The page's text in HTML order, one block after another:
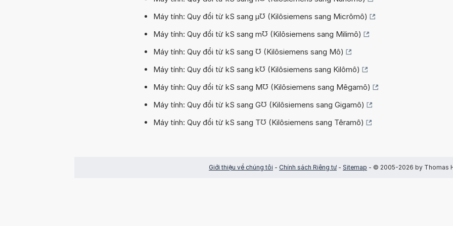
Máy tính: Quy đổi từ kS sang µ℧ (Kilôsiemens sang Micrômô)
Máy tính: Quy đổi từ kS sang m℧ (Kilôsiemens sang Milimô)
Máy tính: Quy đổi từ kS sang ℧ (Kilôsiemens sang Mô)
Máy tính: Quy đổi từ kS sang k℧ (Kilôsiemens sang Kilômô)
Máy tính: Quy đổi từ kS sang M℧ (Kilôsiemens sang Mêgamô)
Máy tính: Quy đổi từ kS sang G℧ (Kilôsiemens sang Gigamô)
Máy tính: Quy đổi từ kS sang T℧ (Kilôsiemens sang Têramô)
Giới thiệu về chúng tôi - Chính sách Riêng tư - Sitemap - © 2005-2026 by Thomas